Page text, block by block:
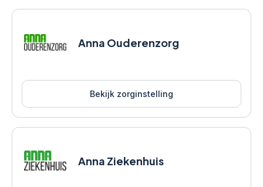
Anna Ouderenzorg
Bekijk zorginstelling
Anna Ziekenhuis